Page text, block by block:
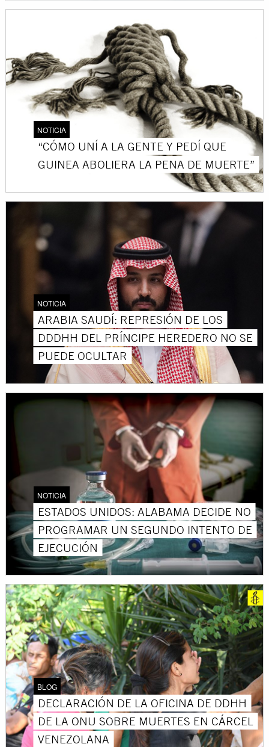
NOTICIA
“CÓMO UNÍ A LA GENTE Y PEDÍ QUE
GUINEA ABOLIERA LA PENA DE MUERTE”
NOTICIA
ARABIA SAUDÍ: REPRESIÓN DE LOS
DDDHH DEL PRÍNCIPE HEREDERO NO SE
PUEDE OCULTAR
NOTICIA
ESTADOS UNIDOS: ALABAMA DECIDE NO
PROGRAMAR UN SEGUNDO INTENTO DE
EJECUCIÓN
BLOG
DECLARACIÓN DE LA OFICINA DE DDHH
DE LA ONU SOBRE MUERTES EN CÁRCEL
VENEZOLANA